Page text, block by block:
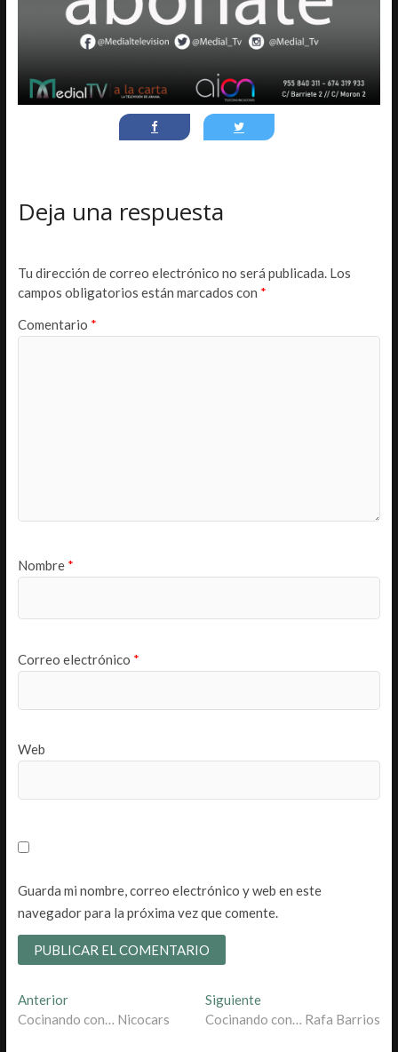
Deja una respuesta
Tu dirección de correo electrónico no será publicada. Los
campos obligatorios están marcados con *
Comentario *
Nombre *
Correo electrónico *
Web
Guarda mi nombre, correo electrónico y web en este
navegador para la próxima vez que comente.
Navegación
de
AnteriorEntrada
anterior:
Cocinando con… Nicocars
SiguienteEntrada
siguiente:
Cocinando con… Rafa Barrios